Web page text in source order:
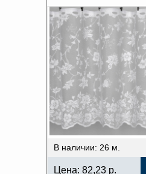
В наличии: 26 м.
Цена: 82,23 р.